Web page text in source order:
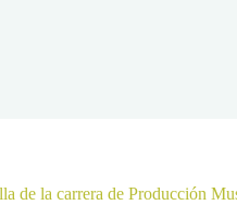
de la carrera de Producción